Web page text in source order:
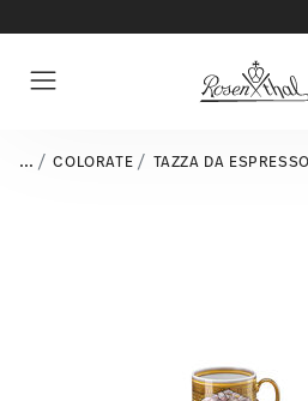
☀️ Summer SALE su
... COLORATE TAZZA DA